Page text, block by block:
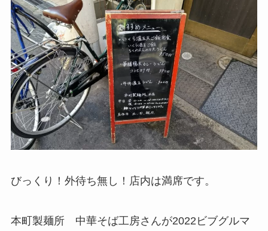
びっくり！外待ち無し！店内は満席です。
本町製麺所 中華そば工房さんが2022ビブグルマ